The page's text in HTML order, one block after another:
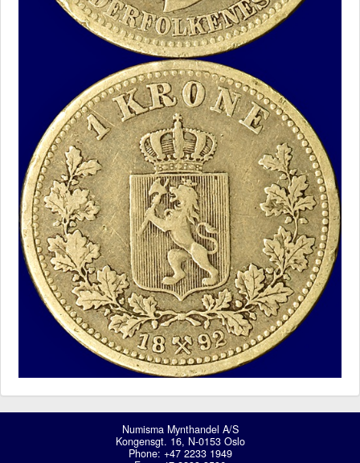
Numisma Mynthandel A/S
Kongensgt. 16, N-0153 Oslo
Phone: +47 2233 1949